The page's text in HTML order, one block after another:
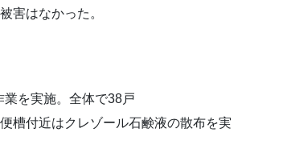
害はなかった。
業を実施。全体で38戸
槽付近はクレゾール石鹸液の散布を実